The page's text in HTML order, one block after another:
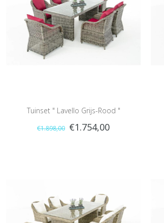
Tuinset " Lavello Grijs-Rood "
€1.898,00 €1.754,00